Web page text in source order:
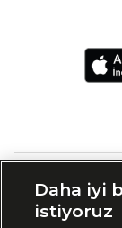
Daha iyi
istiyoruz